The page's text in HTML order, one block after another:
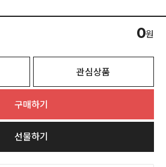
0원
관심상품
구매하기
선물하기